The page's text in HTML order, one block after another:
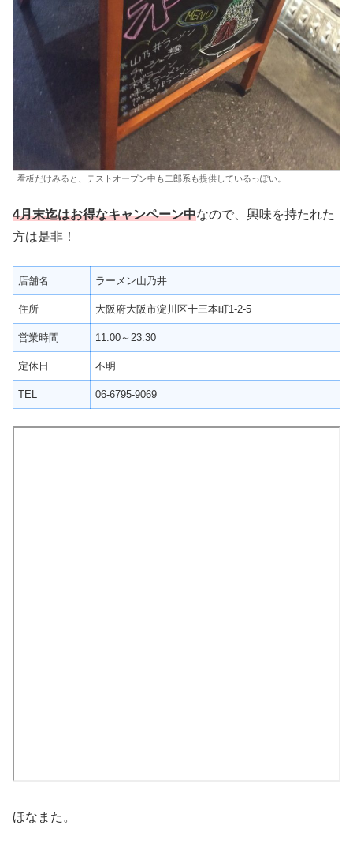
看板だけみると、テストオープン中も二郎系も提供しているっぽい。
4月末迄はお得なキャンペーン中なので、興味を持たれた
方は是非！
店舗名 ラーメン山乃井
住所 大阪府大阪市淀川区十三本町1-2-5
営業時間 11:00～23:30
定休日 不明
TEL 06-6795-9069
ほなまた。